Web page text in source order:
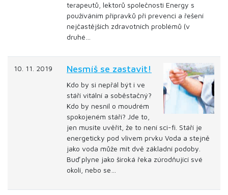
terapeutů, lektorů společnosti Energy s
používáním přípravků při prevenci a řešení
nejčastějších zdravotních problémů (v
druhé…
10. 11. 2019 Nesmíš se zastavit!
Kdo by si nepřál být i ve
stáří vitální a soběstačný?
Kdo by nesnil o moudrém
spokojeném stáří? Jde to,
jen musíte uvěřit, že to není sci-fi. Stáří je
energeticky pod vlivem prvku Voda a stejně
jako voda může mít dvě základní podoby.
Buď plyne jako široká řeka zúrodňující své
okolí, nebo se…